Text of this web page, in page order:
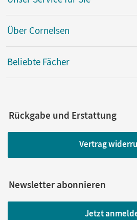
Über Cornelsen
Beliebte Fächer
Rückgabe und Erstattung
Vertrag
Newsletter abonnieren
Jetzt